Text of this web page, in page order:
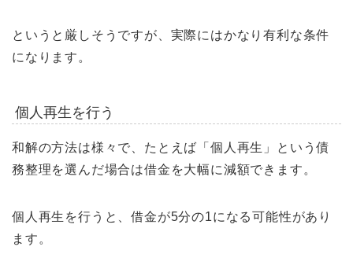
というと厳しそうですが、実際にはかなり有利な条件
になります。
個人再生を行う
和解の方法は様々で、たとえば「個人再生」という債
務整理を選んだ場合は借金を大幅に減額できます。
個人再生を行うと、借金が5分の1になる可能性があり
ます。